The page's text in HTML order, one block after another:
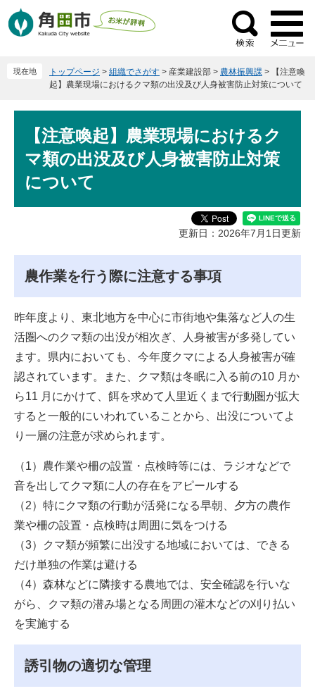
ー
ニ
検
索
現在地 トップページ > 組織でさがす > 産業建設部 > 農林振興課 >
【注意喚
起】農業現場におけるクマ類の出没及び人身被害防止対策について
【注意喚起】農業現場におけるク
マ類の出没及び人身被害防止対策
について
更新日：2026年7月1日更新
農作業を行う際に注意する事項
昨年度より、東北地方を中心に市街地や集落など人の生
活圏へのクマ類の出没が相次ぎ、人身被害が多発してい
ます。県内においても、今年度クマによる人身被害が確
認されています。また、クマ類は冬眠に入る前の10 月か
ら11 月にかけて、餌を求めて人里近くまで行動圏が拡大
すると一般的にいわれていることから、出没についてよ
り一層の注意が求められます。
（1）農作業や柵の設置・点検時等には、ラジオなどで
音を出してクマ類に人の存在をアピールする
（2）特にクマ類の行動が活発になる早朝、夕方の農作
業や柵の設置・点検時は周囲に気をつける
（3）クマ類が頻繁に出没する地域においては、できる
だけ単独の作業は避ける
（4）森林などに隣接する農地では、安全確認を行いな
がら、クマ類の潜み場となる周囲の灌木などの刈り払い
を実施する
誘引物の適切な管理